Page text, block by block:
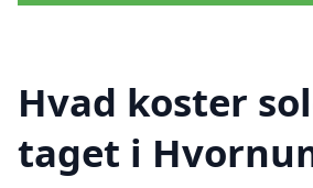
Hvad koster
taget i